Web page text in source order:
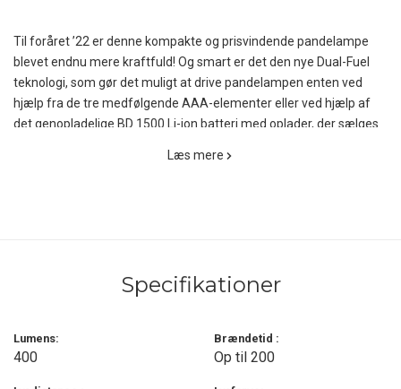
Til foråret ’22 er denne kompakte og prisvindende pandelampe
blevet endnu mere kraftfuld! Og smart er det den nye Dual-Fuel
teknologi, som gør det muligt at drive pandelampen enten ved
hjælp fra de tre medfølgende AAA-elementer eller ved hjælp af
det genopladelige BD 1500 Li-ion batteri med oplader, der sælges
pærer (en rød og en hvid), hvilket giver et afdæmpet
Læs mere
Specifikationer
Lumens:
400
Brændetid :
Op til 200